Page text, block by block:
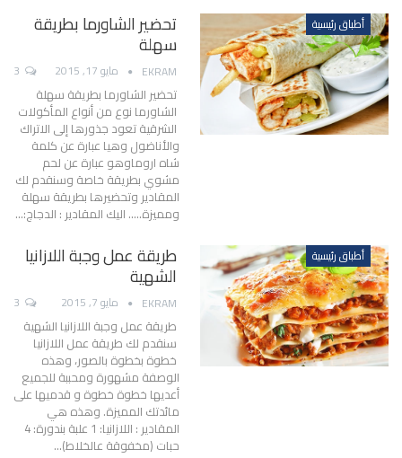
أطباق رئيسية تحضير الشاورما بطريقة
سهلة
EKRAM مايو 17, 2015
تحضير الشاورما بطريقة سهلة
الشاورما نوع من أنواع المأكولات
الشرقية تعود جذورها إلى الاتراك
والأناضول وهيا عبارة عن كلمة
شاه اروماوهو عبارة عن لحم
مشوي بطريقة خاصة وسنقدم لك
المقادير وتحضيرها بطريقة سهلة
ومميزة..... اليك المقادير : الدجاج:…
أطباق رئيسية طريقة عمل وجبة اللازانيا
الشهية
EKRAM مايو 7, 2015
طريقة عمل وجبة اللازانيا الشهية
سنقدم لك طريقة عمل اللازانيا
خطوة بخطوة بالصور، وهذه
الوصفة مشهورة ومحببة للجميع
أعديها خطوة خطوة و قدميها على
مائدتك المميزة. وهذه هي
المقادير : اللازانيا: 1 علبة بندورة: 4
حبات (مخفوقة عالخلاط)…